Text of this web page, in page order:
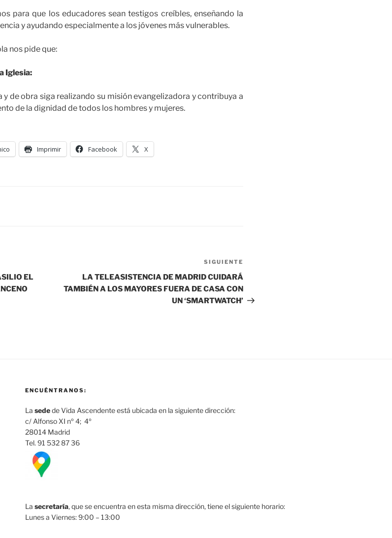
para que los educadores sean testigos creíbles, enseñando la
y ayudando especialmente a los jóvenes más vulnerables.
nos pide que:
Iglesia:
y de obra siga realizando su misión evangelizadora y contribuya a
de la dignidad de todos los hombres y mujeres.
Imprimir Facebook X
EL
SIGUIENTE
LA TELEASISTENCIA DE MADRID CUIDARÁ
TAMBIÉN A LOS MAYORES FUERA DE CASA CON
UN ‘SMARTWATCH’
ENCUÉNTRANOS:
La sedede Vida Ascendente está ubicada en la siguiente dirección:
c/ Alfonso XI nº 4; 4º
28014 Madrid
Tel. 91 532 87 36
La secretaría, que se encuentra en esta misma dirección, tiene el siguiente horario:
Lunes a Viernes: 9:00 – 13:00